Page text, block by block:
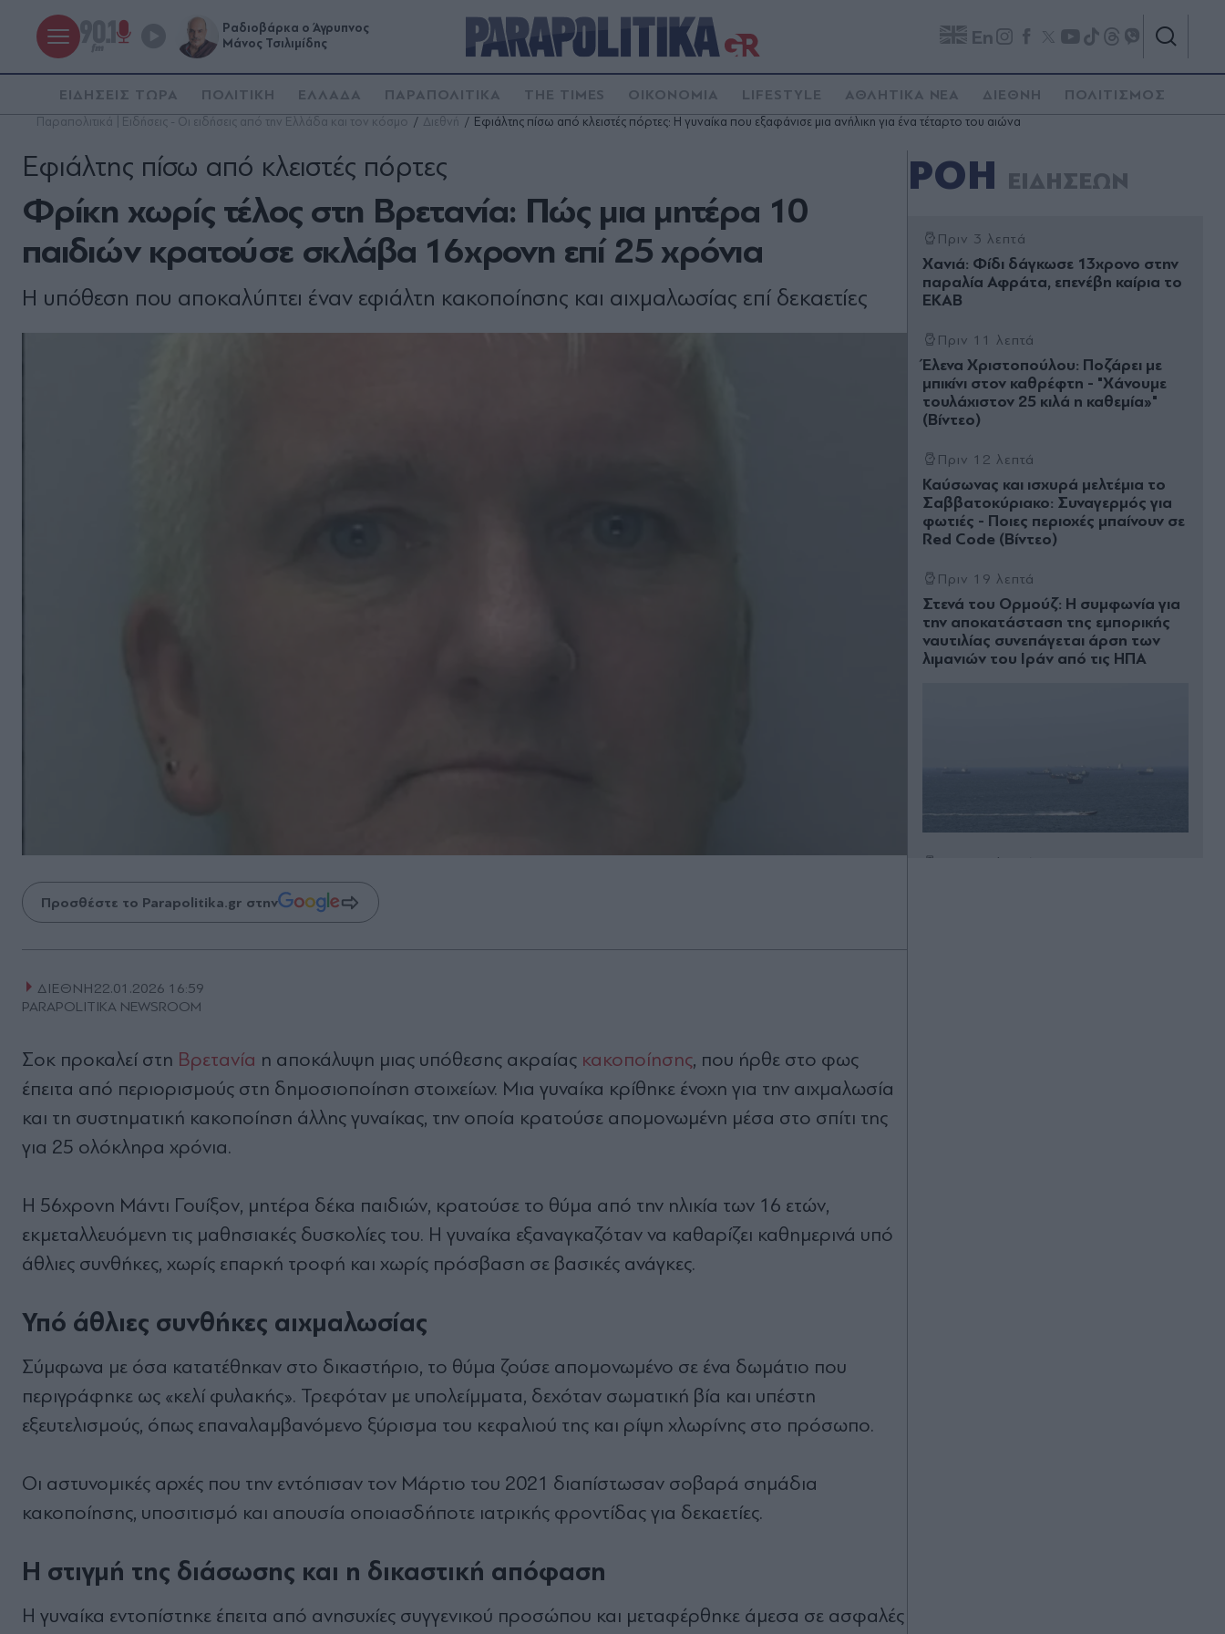
Ραδιοβάρκα ο Άγρυπνος
Μάνος Τσιλιμίδης
En
ΕΙΔΗΣΕΙΣ ΤΩΡΑ ΠΟΛΙΤΙΚΗ ΕΛΛΑΔΑ ΠΑΡΑΠΟΛΙΤΙΚΑ THE TIMES ΟΙΚΟΝΟΜΙΑ LIFESTYLE ΑΘΛΗΤΙΚΑ ΝΕΑ ΔΙΕΘΝΗ ΠΟΛΙΤΙΣΜΟΣ
Παραπολιτικά | Ειδήσεις - Οι ειδήσεις από την Ελλάδα και τον κόσμο Διεθνή Εφιάλτης πίσω από κλειστές πόρτες: Η γυναίκα που εξαφάνισε μια ανήλικη για ένα τέταρτο του αιώνα
Φρίκη χωρίς τέλος στη Βρετανία: Πώς μια μητέρα 10
παιδιών κρατούσε σκλάβα 16χρονη επί 25 χρόνια
Εφιάλτης πίσω από κλειστές πόρτες
Η υπόθεση που αποκαλύπτει έναν εφιάλτη κακοποίησης και αιχμαλωσίας επί δεκαετίες
Προσθέστε το Parapolitika.gr στην
ΔΙΕΘΝΗ22.01.2026 16:59
PARAPOLITIKA NEWSROOM
Σοκ προκαλεί στη Βρετανία η αποκάλυψη μιας υπόθεσης ακραίας κακοποίησης, που ήρθε στο φως
έπειτα από περιορισμούς στη δημοσιοποίηση στοιχείων. Μια γυναίκα κρίθηκε ένοχη για την αιχμαλωσία
και τη συστηματική κακοποίηση άλλης γυναίκας, την οποία κρατούσε απομονωμένη μέσα στο σπίτι της
για 25 ολόκληρα χρόνια.
Η 56χρονη Μάντι Γουίξον, μητέρα δέκα παιδιών, κρατούσε το θύμα από την ηλικία των 16 ετών,
εκμεταλλευόμενη τις μαθησιακές δυσκολίες του. Η γυναίκα εξαναγκαζόταν να καθαρίζει καθημερινά υπό
άθλιες συνθήκες, χωρίς επαρκή τροφή και χωρίς πρόσβαση σε βασικές ανάγκες.
Υπό άθλιες συνθήκες αιχμαλωσίας
Σύμφωνα με όσα κατατέθηκαν στο δικαστήριο, το θύμα ζούσε απομονωμένο σε ένα δωμάτιο που
περιγράφηκε ως «κελί φυλακής». Τρεφόταν με υπολείμματα, δεχόταν σωματική βία και υπέστη
εξευτελισμούς, όπως επαναλαμβανόμενο ξύρισμα του κεφαλιού της και ρίψη χλωρίνης στο πρόσωπο.
Οι αστυνομικές αρχές που την εντόπισαν τον Μάρτιο του 2021 διαπίστωσαν σοβαρά σημάδια
κακοποίησης, υποσιτισμό και απουσία οποιασδήποτε ιατρικής φροντίδας για δεκαετίες.
Η στιγμή της διάσωσης και η δικαστική απόφαση
Η γυναίκα εντοπίστηκε έπειτα από ανησυχίες συγγενικού προσώπου και μεταφέρθηκε άμεσα σε ασφαλές
ΡΟΗ ΕΙΔΗΣΕΩΝ
Πριν 3 λεπτά
Χανιά: Φίδι δάγκωσε 13χρονο στην
παραλία Αφράτα, επενέβη καίρια το
ΕΚΑΒ
Πριν 11 λεπτά
Έλενα Χριστοπούλου: Ποζάρει με
μπικίνι στον καθρέφτη - "Χάνουμε
τουλάχιστον 25 κιλά η καθεμία»"
(Βίντεο)
Πριν 12 λεπτά
Καύσωνας και ισχυρά μελτέμια το
Σαββατοκύριακο: Συναγερμός για
φωτιές - Ποιες περιοχές μπαίνουν σε
Red Code (Βίντεο)
Πριν 19 λεπτά
Στενά του Ορμούζ: Η συμφωνία για
την αποκατάσταση της εμπορικής
ναυτιλίας συνεπάγεται άρση των
λιμανιών του Ιράν από τις ΗΠΑ
Πριν 32 λεπτά